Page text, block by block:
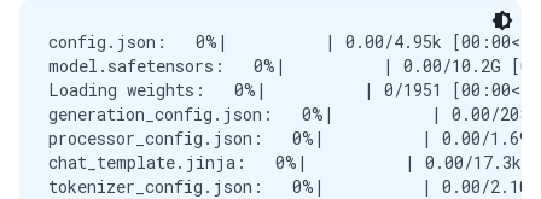
config.json:   0%|          | 0.00/4.95k
model.safetensors:   0%|          | 0.00/10.2G
Loading weights:   0%|          | 0/1951
generation_config.json:   0%|          | 0.00/208
processor_config.json:   0%|          | 0.00/1.69k
chat_template.jinja:   0%|          | 0.00/17.3k
tokenizer_config.json:   0%|          | 0.00/2.10k